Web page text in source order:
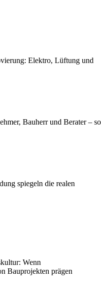
Elektro, Lüftung und
Bauherr und Berater – so
spiegeln die realen
Wenn
Bauprojekten prägen